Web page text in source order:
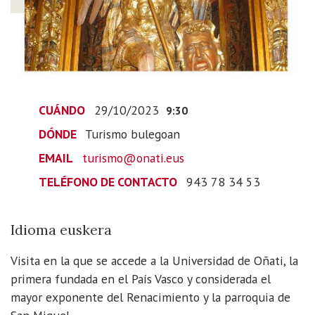
2023-
29T10:30:00+01:00
Idioma
CUÁNDO 29/10/2023 9:30
DÓNDE Turismo bulegoan
EMAIL
turismo@onati.eus
TELÉFONO DE CONTACTO 943 78 34 53
Idioma euskera
Visita en la que se accede a la Universidad de Oñati, la
primera fundada en el País Vasco y considerada el
mayor exponente del Renacimiento y la parroquia de